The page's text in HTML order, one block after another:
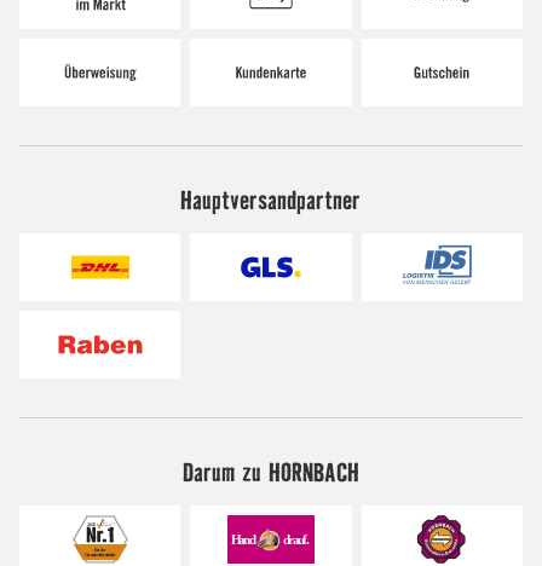
Hauptversandpartner
Darum zu HORNBACH